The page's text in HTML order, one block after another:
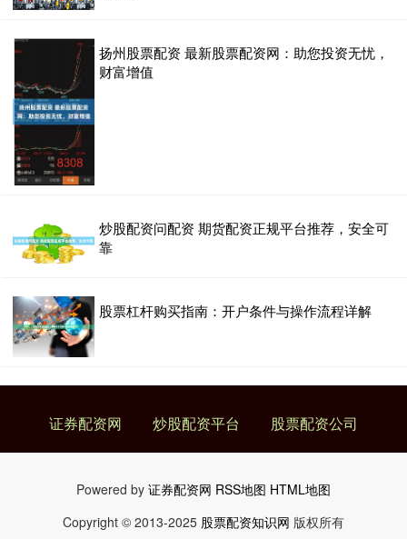
扬州股票配资 最新股票配资网：助您投资无忧，
财富增值
炒股配资问配资 期货配资正规平台推荐，安全可
靠
股票杠杆购买指南：开户条件与操作流程详解
证券配资网 炒股配资平台 股票配资公司
Powered by 证券配资网 RSS地图 HTML地图
Copyright © 2013-2025 股票配资知识网 版权所有